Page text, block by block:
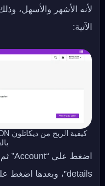
لأنه الأشهر والأسهل،
الآتية: